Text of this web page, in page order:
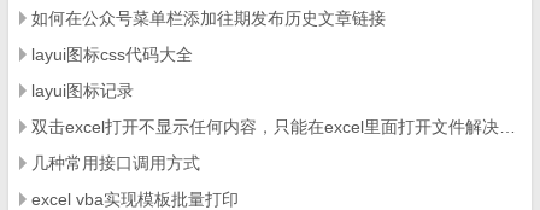
如何在公众号菜单栏添加往期发布历史文章链接
layui图标css代码大全
layui图标记录
几种常用接口调用方式
excel vba实现模板批量打印